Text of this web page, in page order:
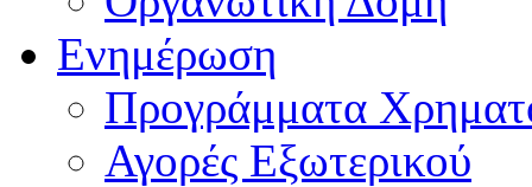
Ενημέρωση
Προγράμματα
Αγορές Εξωτερικού